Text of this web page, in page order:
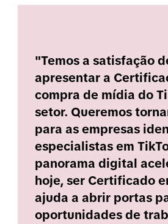
"Temos a satisfação
apresentar a
compra de mídia do
setor. Queremos
para as empresas
especialistas em
panorama digital
hoje, ser Certificado
ajuda a abrir portas
oportunidades de